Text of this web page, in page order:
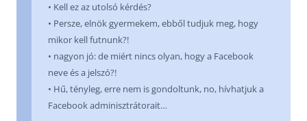
• Kell ez az utolsó kérdés?
• Persze, elnök gyermekem, ebből tudjuk meg, hogy
mikor kell futnunk?!
• nagyon jó: de miért nincs olyan, hogy a Facebook
neve és a jelszó?!
• Hű, tényleg, erre nem is gondoltunk, no, hívhatjuk a
Facebook adminisztrátorait…